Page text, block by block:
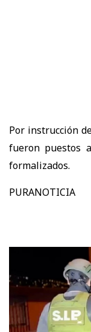
Por instrucción
fueron puestos
formalizados.
PURANOTICIA